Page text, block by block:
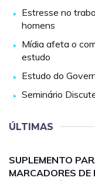
Estresse no
homens
Mídia afeta o
estudo
Estudo do
Seminário
ÚLTIMAS
SUPLEMENTO
MARCADORES DE